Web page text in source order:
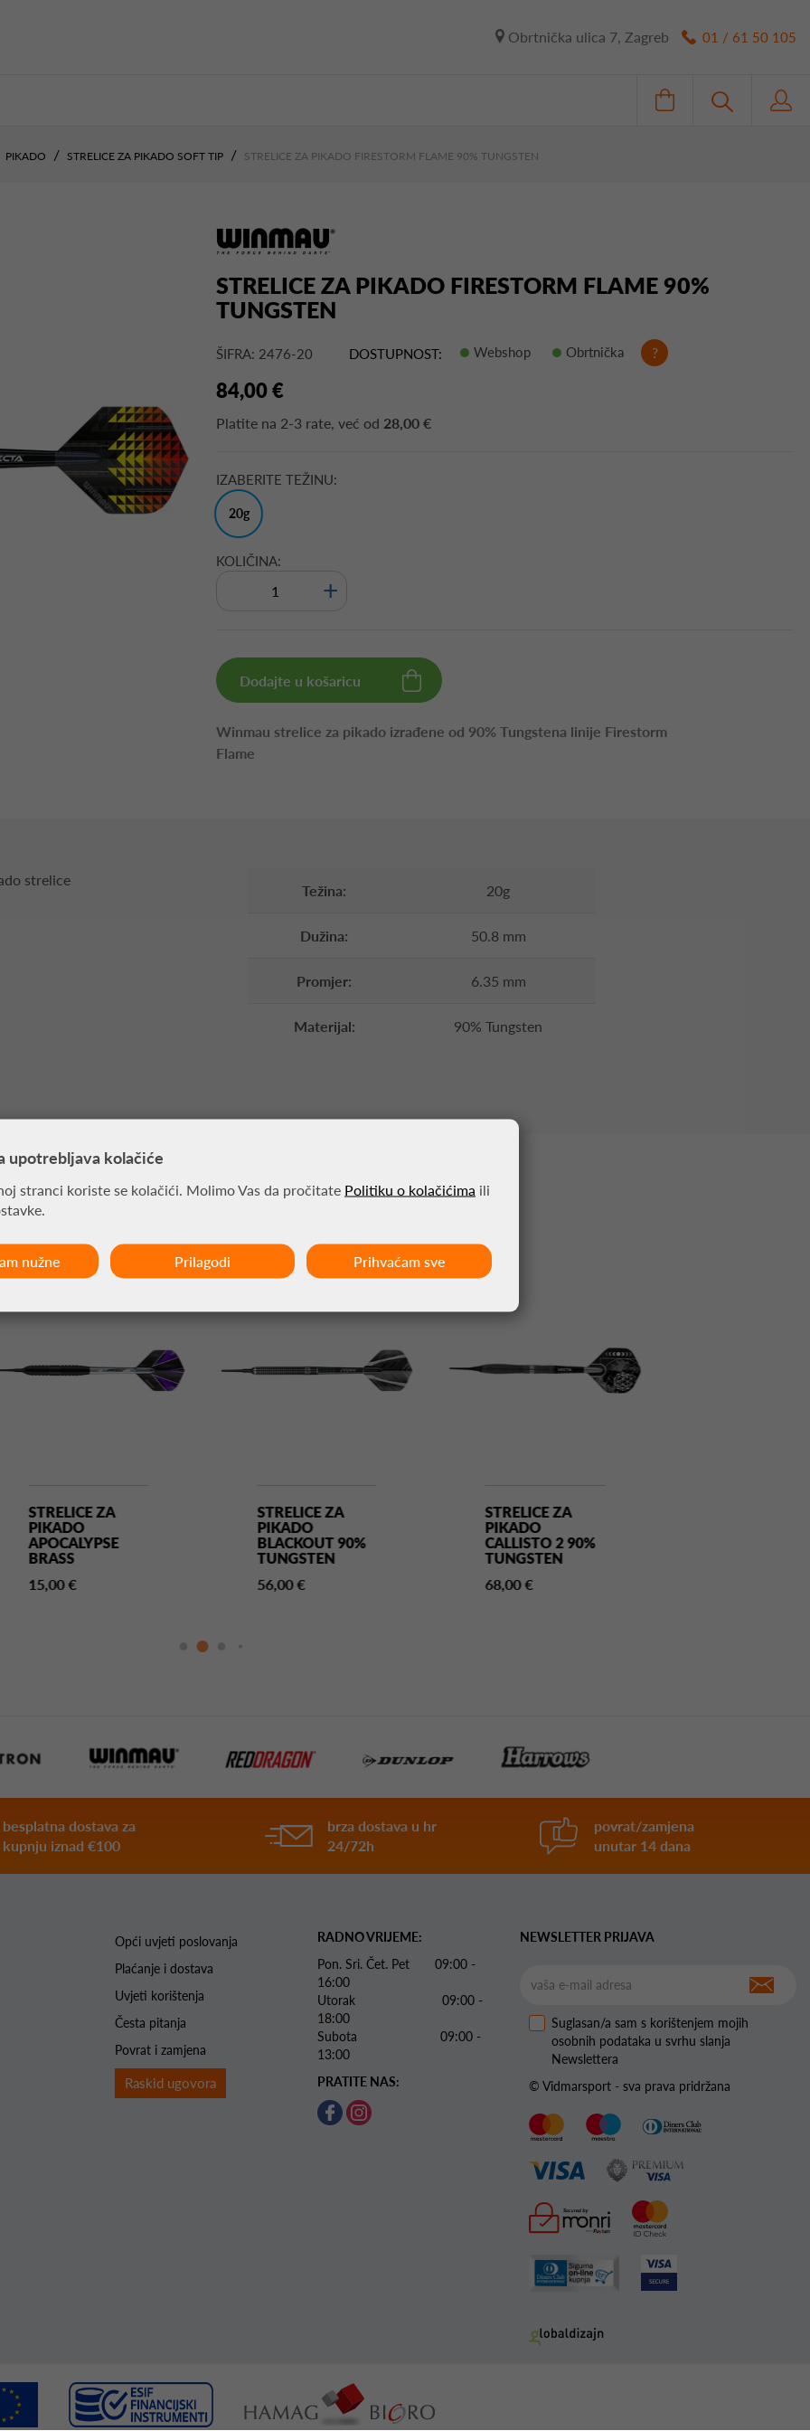
Obrtnička ulica 7, Zagreb 01 / 61 50 105
PIKADO STRELICE ZA PIKADO SOFT TIP STRELICE ZA PIKADO FIRESTORM FLAME 90% TUNGSTEN
STRELICE ZA PIKADO FIRESTORM FLAME 90%
TUNGSTEN
ŠIFRA: 2476-20 DOSTUPNOST: Webshop Obrtnička ?
84,00 €
Platite na 2-3 rate, već od 28,00 €
IZABERITE TEŽINU:
20g
KOLIČINA:
+
Dodajte u košaricu
Winmau strelice za pikado izrađene od 90% Tungstena linije Firestorm
Flame
strelice
Težina: 20g
Dužina: 50.8 mm
Promjer: 6.35 mm
Materijal: 90% Tungsten
MOŽDA VAS ZANIMA
STRELICE ZA
PIKADO
APOCALYPSE
BRASS
15,00 €
STRELICE ZA
PIKADO
BLACKOUT 90%
TUNGSTEN
56,00 €
STRELICE ZA
PIKADO
CALLISTO 2 90%
TUNGSTEN
68,00 €
besplatna dostava za
kupnju iznad €100
brza dostava u hr
24/72h
povrat/zamjena
unutar 14 dana
Opći uvjeti poslovanja
Plaćanje i dostava
Uvjeti korištenja
Česta pitanja
Povrat i zamjena
Raskid ugovora
RADNO VRIJEME:
Pon. Sri. Čet. Pet 09:00 -
16:00
Utorak 09:00 -
18:00
Subota 09:00 -
13:00
PRATITE NAS:
NEWSLETTER PRIJAVA
Suglasan/a sam s korištenjem mojih
osobnih podataka u svrhu slanja
Newslettera
© Vidmarsport - sva prava pridržana
upotrebljava kolačiće
stranci koriste se kolačići. Molimo Vas da pročitate Politiku o kolačićima ili
nužne Prilagodi Prihvaćam sve